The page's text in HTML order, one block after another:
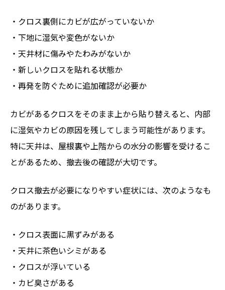
・クロス裏側にカビが広がっていないか
・下地に湿気や変色がないか
・天井材に傷みやたわみがないか
・新しいクロスを貼れる状態か
・再発を防ぐために追加確認が必要か
カビがあるクロスをそのまま上から貼り替えると、内部
に湿気やカビの原因を残してしまう可能性があります。
特に天井は、屋根裏や上階からの水分の影響を受けるこ
とがあるため、撤去後の確認が大切です。
クロス撤去が必要になりやすい症状には、次のようなも
のがあります。
・クロス表面に黒ずみがある
・天井に茶色いシミがある
・クロスが浮いている
・カビ臭さがある